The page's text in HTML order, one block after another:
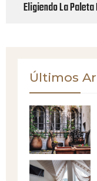
Últimos